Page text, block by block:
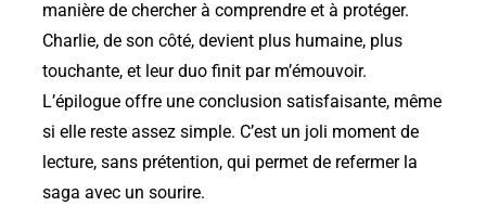
manière de chercher à comprendre et à protéger.
Charlie, de son côté, devient plus humaine, plus
touchante, et leur duo finit par m’émouvoir.
L’épilogue offre une conclusion satisfaisante, même
si elle reste assez simple. C’est un joli moment de
lecture, sans prétention, qui permet de refermer la
saga avec un sourire.